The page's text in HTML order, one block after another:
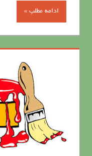
ادامه مطلب »